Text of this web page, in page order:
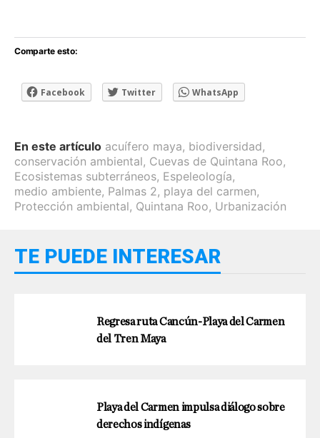
Comparte esto:
Facebook Twitter WhatsApp
En este artículo acuífero maya, biodiversidad,
conservación ambiental, Cuevas de Quintana Roo,
Ecosistemas subterráneos, Espeleología,
medio ambiente, Palmas 2, playa del carmen,
Protección ambiental, Quintana Roo, Urbanización
TE PUEDE INTERESAR
Regresa ruta Cancún-Playa del Carmen
del Tren Maya
Playa del Carmen impulsa diálogo sobre
derechos indígenas